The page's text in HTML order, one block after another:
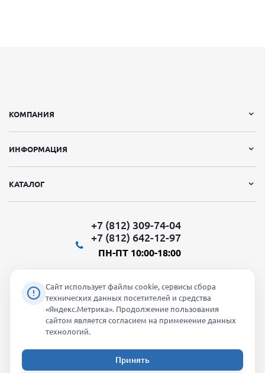
КОМПАНИЯ
ИНФОРМАЦИЯ
КАТАЛОГ
+7 (812) 309-74-04
+7 (812) 642-12-97
ПН-ПТ 10:00-18:00
Мы в социальных сетях:
2026 © "Молти" - оптовый магазин
Сайт использует файлы cookie, сервисы сбора
технических данных посетителей и средства
«Яндекс.Метрика». Продолжение пользования
сайтом является согласием на применение данных
технологий.
Принять